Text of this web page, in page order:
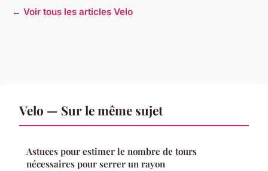
← Voir tous les articles Velo
Velo — Sur le même sujet
Astuces pour estimer le nombre de tours
nécessaires pour serrer un rayon